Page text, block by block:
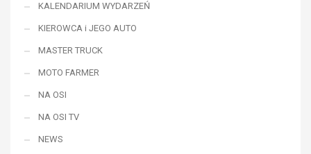
KALENDARIUM WYDARZEŃ
KIEROWCA i JEGO AUTO
MASTER TRUCK
MOTO FARMER
NA OSI
NA OSI TV
NEWS